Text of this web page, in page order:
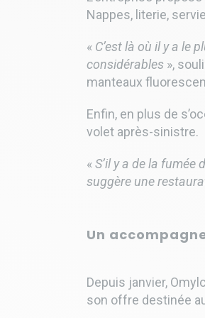
Nappes, literie,
« C’est là où il y a le
considérables »,
manteaux
Enfin, en plus de
volet après-sinistre.
«S’il y a de la fumée
suggère une
Un
Depuis janvier,
son offre destinée